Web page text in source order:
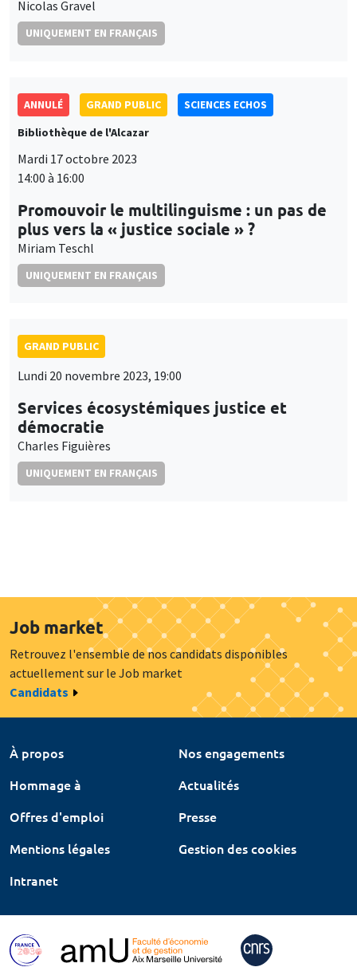
Nicolas Gravel
UNIQUEMENT EN FRANÇAIS
ANNULÉ GRAND PUBLIC
SCIENCES ECHOS
Bibliothèque de l'Alcazar
Mardi 17 octobre 2023
14:00 à 16:00
Promouvoir le multilinguisme : un pas de
plus vers la « justice sociale » ?
Miriam Teschl
UNIQUEMENT EN FRANÇAIS
GRAND PUBLIC
Lundi 20 novembre 2023, 19:00
Services écosystémiques justice et
démocratie
Charles Figuières
UNIQUEMENT EN FRANÇAIS
Job market
Retrouvez l'ensemble de nos candidats disponibles
actuellement sur le Job market
Candidats
À propos
Nos engagements
Hommage à
Actualités
Offres d'emploi
Presse
Mentions légales
Gestion des cookies
Intranet